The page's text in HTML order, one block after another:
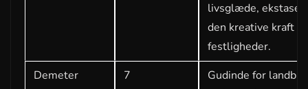
livsglæde, ekstase
den kreative kraft
festligheder.
Demeter
7
Gudinde for